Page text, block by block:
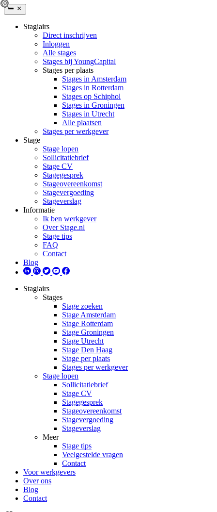
Stagiairs
Direct inschrijven
Inloggen
Alle stages
Stages bij YoungCapital
Stages per plaats
Stages in Amsterdam
Stages in Rotterdam
Stages op Schiphol
Stages in Groningen
Stages in Utrecht
Alle plaatsen
Stages per werkgever
Stage
Stage lopen
Sollicitatiebrief
Stage CV
Stagegesprek
Stageovereenkomst
Stagevergoeding
Stageverslag
Informatie
Ik ben werkgever
Over Stage.nl
Stage tips
FAQ
Contact
Blog
Stagiairs
Stages
Stage zoeken
Stage Amsterdam
Stage Rotterdam
Stage Groningen
Stage Utrecht
Stage Den Haag
Stage per plaats
Stages per werkgever
Stage lopen
Sollicitatiebrief
Stage CV
Stagegesprek
Stageovereenkomst
Stagevergoeding
Stageverslag
Meer
Stage tips
Veelgestelde vragen
Contact
Voor werkgevers
Over ons
Blog
Contact